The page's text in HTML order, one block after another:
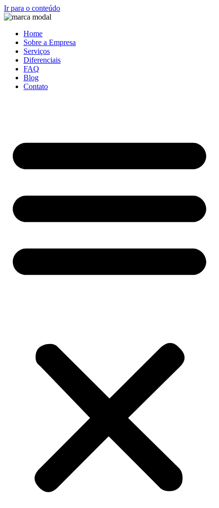
Ir para o conteúdo
Home
Sobre a Empresa
Serviços
Diferenciais
FAQ
Blog
Contato